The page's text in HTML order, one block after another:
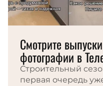
Смотрите
фотографии в
Строительный
первая очередь